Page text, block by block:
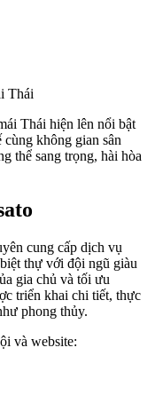
Thái
Thái hiện lên nổi bật
không gian sân
thể sang trọng, hài hòa
cung cấp dịch vụ
thự với đội ngũ giàu
gia chủ và tối ưu
triển khai chi tiết, thực
phong thủy.
và website: